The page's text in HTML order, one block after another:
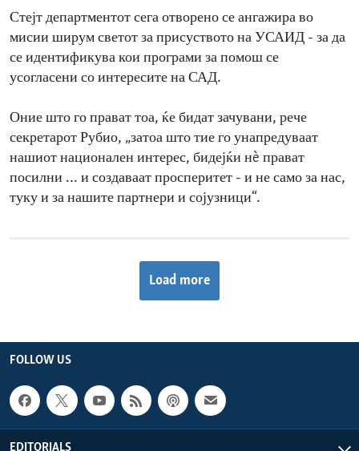
Стејт департментот сега отворено се ангажира во
мисии ширум светот за присуството на УСАИД - за да
се идентификува кои програми за помош се
усогласени со интересите на САД.
Оние што го прават тоа, ќе бидат зачувани, рече
секретарот Рубио, „затоа што тие го унапредуваат
нашиот национален интерес, бидејќи нè прават
посилни ... и создаваат просперитет - и не само за нас,
туку и за нашите партнери и сојузници“.
Load more
FOLLOW US
EDITORIALS